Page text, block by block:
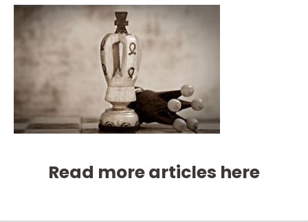
Read more articles here